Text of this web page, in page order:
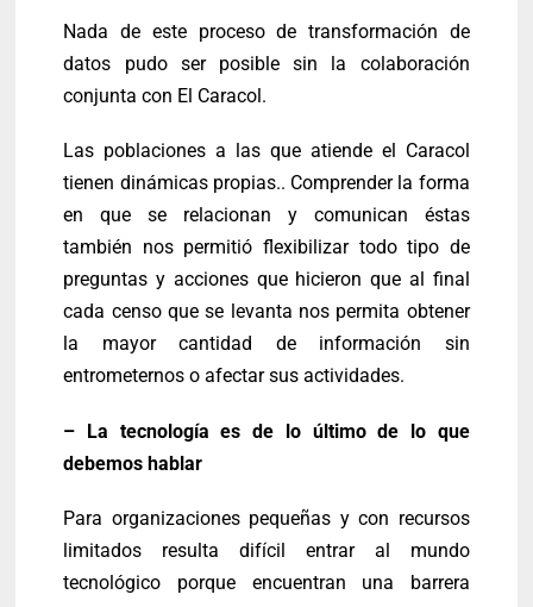
Nada de este proceso de transformación de
datos pudo ser posible sin la colaboración
conjunta con El Caracol.
Las poblaciones a las que atiende el Caracol
tienen dinámicas propias.. Comprender la forma
en que se relacionan y comunican éstas
también nos permitió flexibilizar todo tipo de
preguntas y acciones que hicieron que al final
cada censo que se levanta nos permita obtener
la mayor cantidad de información sin
entrometernos o afectar sus actividades.
– La tecnología es de lo último de lo que
debemos hablar
Para organizaciones pequeñas y con recursos
limitados resulta difícil entrar al mundo
tecnológico porque encuentran una barrera